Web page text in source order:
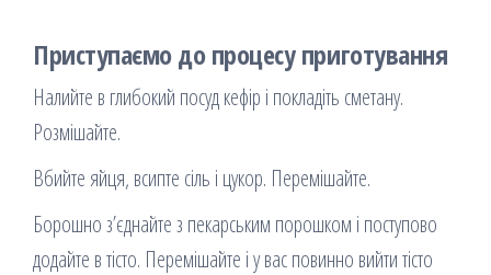
Приступаємо до процесу приготування
Налийте в глибокий посуд кефір і покладіть сметану.
Розмішайте.
Вбийте яйця, всипте сіль і цукор. Перемішайте.
Борошно з’єднайте з пекарським порошком і поступово
додайте в тісто. Перемішайте і у вас повинно вийти тісто